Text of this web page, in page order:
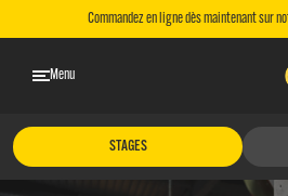
Commandez en ligne dès maintenant sur
Menu
STAGES